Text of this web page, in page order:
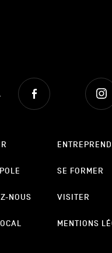
Facebook
NOUS
SE FORMER
VISITER
MENTIONS